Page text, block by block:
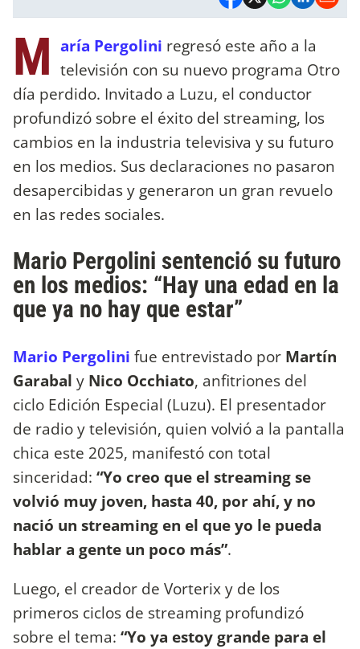
M aría Pergolini regresó este año a la
televisión con su nuevo programa Otro
día perdido. Invitado a Luzu, el conductor
profundizó sobre el éxito del streaming, los
cambios en la industria televisiva y su futuro
en los medios. Sus declaraciones no pasaron
desapercibidas y generaron un gran revuelo
en las redes sociales.
Mario Pergolini sentenció su futuro
en los medios: “Hay una edad en la
que ya no hay que estar”
Mario Pergolini fue entrevistado por Martín
Garabal y Nico Occhiato, anfitriones del
ciclo Edición Especial (Luzu). El presentador
de radio y televisión, quien volvió a la pantalla
chica este 2025, manifestó con total
sinceridad: “Yo creo que el streaming se
volvió muy joven, hasta 40, por ahí, y no
nació un streaming en el que yo le pueda
hablar a gente un poco más”.
Luego, el creador de Vorterix y de los
primeros ciclos de streaming profundizó
sobre el tema: “Yo ya estoy grande para el